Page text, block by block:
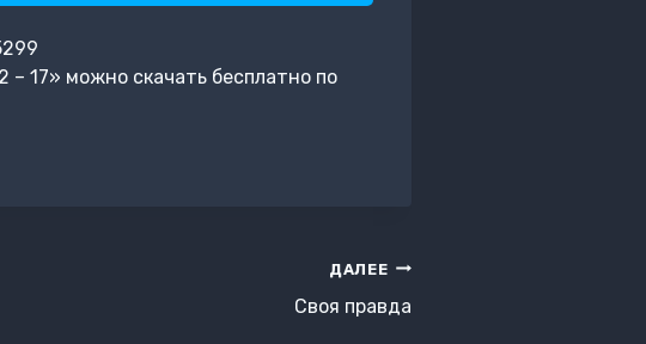
– 17» можно скачать бесплатно по
ДАЛЕЕ
Своя правда